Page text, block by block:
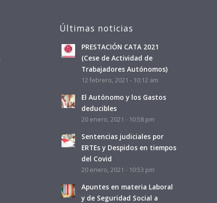
Últimas noticias
PRESTACIÓN CATA 2021
(Cese de Actividad de
Trabajadores Autónomos)
12 febrero, 2021 - 10:12 am
El Autónomo y los Gastos
deducibles
20 enero, 2021 - 10:58 pm
Sentencias judiciales por
ERTEs y Despidos en tiempos
del Covid
20 enero, 2021 - 10:53 pm
Apuntes en materia Laboral
y de Seguridad Social a